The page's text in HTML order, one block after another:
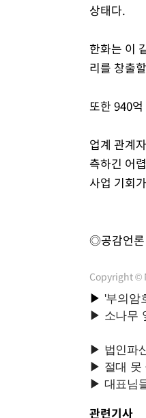
상태다.
한화는 이
리를 창출
또한 940
업계 관계
측하긴 어
사업 기회
◎공감언론
Copyright ©
관련기사